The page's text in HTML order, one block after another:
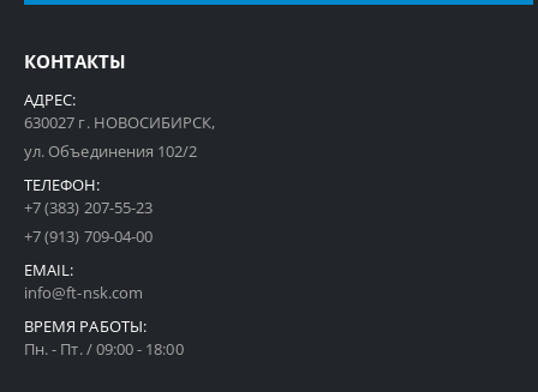
КОНТАКТЫ
АДРЕС:
630027 г. НОВОСИБИРСК,
ул. Объединения 102/2
ТЕЛЕФОН:
+7 (383) 207-55-23
+7 (913) 709-04-00
EMAIL:
info@ft-nsk.com
ВРЕМЯ РАБОТЫ:
Пн. - Пт. / 09:00 - 18:00